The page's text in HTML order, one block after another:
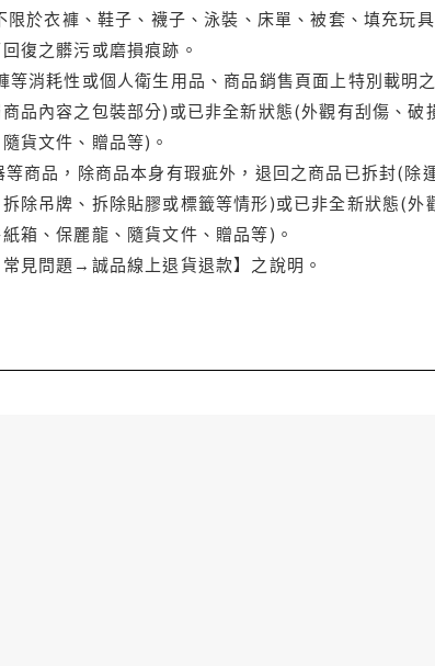
於衣褲、鞋子、襪子、泳裝、床單、被套、填充玩
復之髒污或磨損痕跡。
消耗性或個人衛生用品、商品銷售頁面上特別載明
品內容之包裝部分)或已非全新狀態(外觀有刮傷、
貨文件、贈品等)。
商品，除商品本身有瑕疵外，退回之商品已拆封(
除吊牌、拆除貼膠或標籤等情形)或已非全新狀態(
箱、保麗龍、隨貨文件、贈品等)。
見問題→誠品線上退貨退款】之說明。